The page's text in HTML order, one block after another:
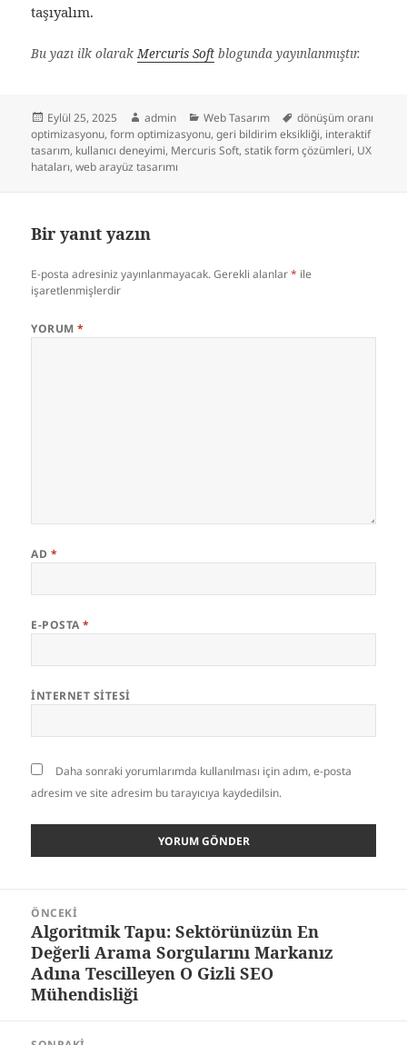
taşıyalım.
Bu yazı ilk olarakMercuris Soft blogunda yayınlanmıştır.
Yayın
tarihi
Eylül 25, 2025 Yazar
admin Kategoriler
Web Tasarım Etiketler
dönüşüm oranı
optimizasyonu,form optimizasyonu,geri bildirim eksikliği, interaktif
tasarım, kullanıcı deneyimi, Mercuris Soft,statik form çözümleri, UX
hataları,web arayüz tasarımı
Bir yanıt yazın
E-posta adresiniz yayınlanmayacak. Gerekli alanlar* ile
işaretlenmişlerdir
YORUM*
AD *
E-POSTA*
İNTERNET SITESI
Daha sonraki yorumlarımda kullanılması için adım, e-posta
adresim ve site adresim bu tarayıcıya kaydedilsin.
gezinmesi
ÖNCEKI
Önceki
yazı:
Algoritmik Tapu: Sektörünüzün En
Değerli Arama Sorgularını Markanız
Adına Tescilleyen O Gizli SEO
Mühendisliği